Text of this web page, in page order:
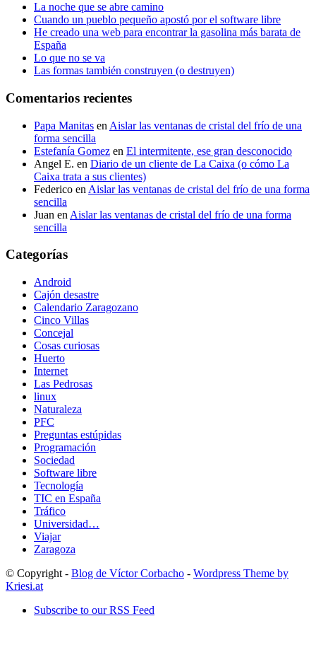
La noche que se abre camino
Cuando un pueblo pequeño apostó por el software libre
He creado una web para encontrar la gasolina más barata de
España
Lo que no se va
Las formas también construyen (o destruyen)
Comentarios recientes
Papa Manitas en Aislar las ventanas de cristal del frío de una
forma sencilla
Estefanía Gomez en El intermitente, ese gran desconocido
Angel E. en Diario de un cliente de La Caixa (o cómo La
Caixa trata a sus clientes)
Federico en Aislar las ventanas de cristal del frío de una forma
sencilla
Juan en Aislar las ventanas de cristal del frío de una forma
sencilla
Categorías
Android
Cajón desastre
Calendario Zaragozano
Cinco Villas
Concejal
Cosas curiosas
Huerto
Internet
Las Pedrosas
linux
Naturaleza
PFC
Preguntas estúpidas
Programación
Sociedad
Software libre
Tecnología
TIC en España
Tráfico
Universidad…
Viajar
Zaragoza
© Copyright - Blog de Víctor Corbacho - Wordpress Theme by
Kriesi.at
Subscribe to our RSS Feed